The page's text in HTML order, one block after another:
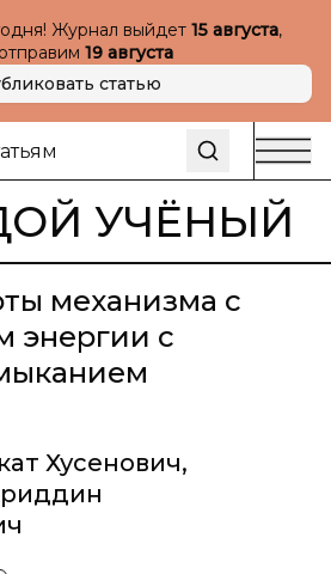
Журнал выйдет 15 августа,
19 августа
статью
УЧЁНЫЙ
механизма с
энергии с
Хусенович,